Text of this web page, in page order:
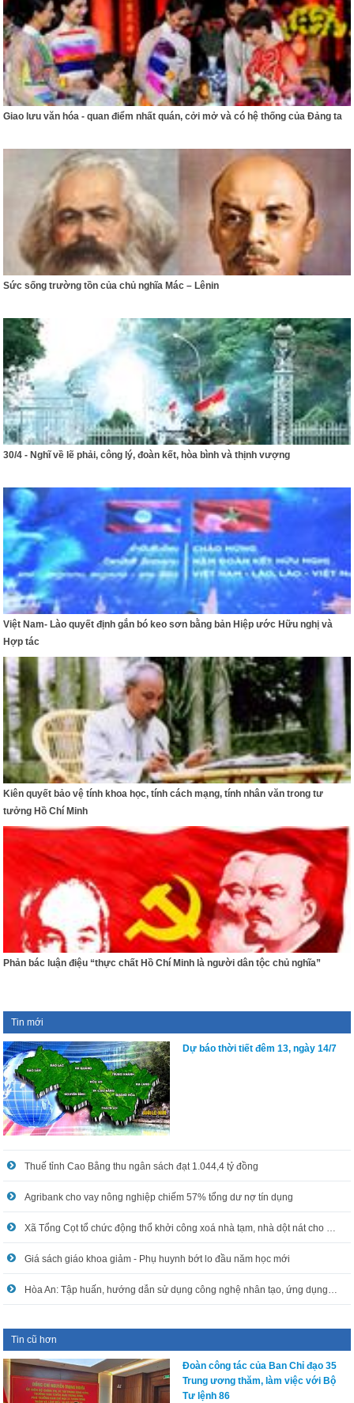
Giao lưu văn hóa - quan điểm nhất quán, cởi mở và có hệ thống của Đảng ta
Sức sống trường tồn của chủ nghĩa Mác – Lênin
30/4 - Nghĩ về lẽ phải, công lý, đoàn kết, hòa bình và thịnh vượng
Việt Nam- Lào quyết định gắn bó keo sơn bằng bản Hiệp ước Hữu nghị và
Hợp tác
Kiên quyết bảo vệ tính khoa học, tính cách mạng, tính nhân văn trong tư
tưởng Hồ Chí Minh
Phản bác luận điệu “thực chất Hồ Chí Minh là người dân tộc chủ nghĩa”
Tin mới
Dự báo thời tiết đêm 13, ngày 14/7
Thuế tỉnh Cao Bằng thu ngân sách đạt 1.044,4 tỷ đồng
Agribank cho vay nông nghiệp chiếm 57% tổng dư nợ tín dụng
Giá sách giáo khoa giảm - Phụ huynh bớt lo đầu năm học mới
Tin cũ hơn
Đoàn công tác của Ban Chỉ đạo 35
Trung ương thăm, làm việc với Bộ
Tư lệnh 86